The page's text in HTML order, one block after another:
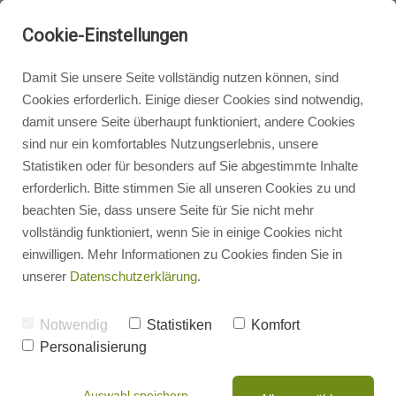
Badgestaltung
Heizungsbau
Heizungsrechner
Photovoltaik
Einfamilienhaus in Reichenbach
Cookie-Einstellungen
Damit Sie unsere Seite vollständig nutzen können, sind
Cookies erforderlich. Einige dieser Cookies sind notwendig,
damit unsere Seite überhaupt funktioniert, andere Cookies
sind nur ein komfortables Nutzungserlebnis, unsere
Statistiken oder für besonders auf Sie abgestimmte Inhalte
erforderlich. Bitte stimmen Sie all unseren Cookies zu und
beachten Sie, dass unsere Seite für Sie nicht mehr
vollständig funktioniert, wenn Sie in einige Cookies nicht
einwilligen. Mehr Informationen zu Cookies finden Sie in
unserer Datenschutzerklärung.
Notwendig Statistiken
Komfort
Personalisierung